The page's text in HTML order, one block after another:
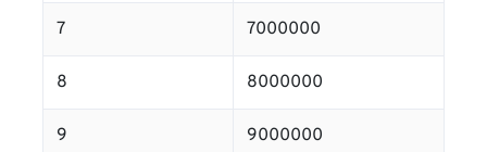
7 7000000
8 8000000
9 9000000